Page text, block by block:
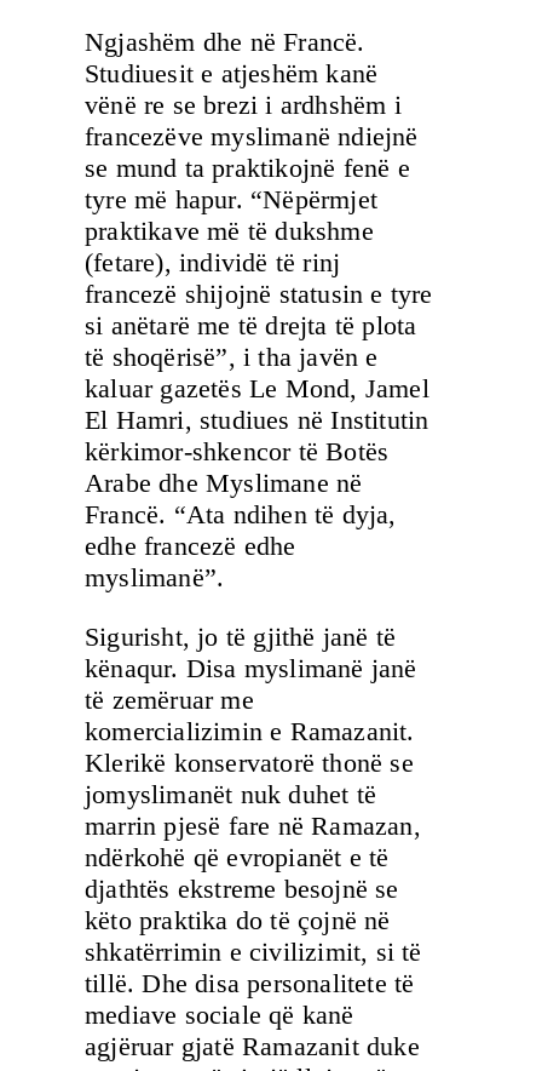
Ngjashëm dhe në Francë.
Studiuesit e atjeshëm kanë
vënë re se brezi i ardhshëm i
francezëve myslimanë ndiejnë
se mund ta praktikojnë fenë e
tyre më hapur. “Nëpërmjet
praktikave më të dukshme
(fetare), individë të rinj
francezë shijojnë statusin e tyre
si anëtarë me të drejta të plota
të shoqërisë”, i tha javën e
kaluar gazetës Le Mond, Jamel
El Hamri, studiues në Institutin
kërkimor-shkencor të Botës
Arabe dhe Myslimane në
Francë. “Ata ndihen të dyja,
edhe francezë edhe
myslimanë”.
Sigurisht, jo të gjithë janë të
kënaqur. Disa myslimanë janë
të zemëruar me
komercializimin e Ramazanit.
Klerikë konservatorë thonë se
jomyslimanët nuk duhet të
marrin pjesë fare në Ramazan,
ndërkohë që evropianët e të
djathtës ekstreme besojnë se
këto praktika do të çojnë në
shkatërrimin e civilizimit, si të
tillë. Dhe disa personalitete të
mediave sociale që kanë
agjëruar gjatë Ramazanit duke